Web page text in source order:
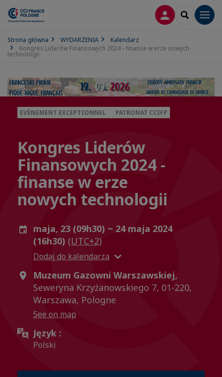
LOGOWANIE
SEARCH
Strona główna WYDARZENIA
Kalendarz
Kongres Liderów Finansowych 2024 - finanse w erze nowych
technologii
EVÈNEMENT EXCEPTIONNEL PATRONAT CCIFP
Kongres Liderów
Finansowych 2024 -
finanse w erze
nowych technologii
maja, 23 (09h30) ~ 24 maja 2024
(16h30) (UTC+2)
Dodaj do kalendarza
Muzeum Gazowni Warszawskiej,
Seweryna Krzyżanowskiego 7, 01-220,
Warszawa, Pologne
See on map
Język :
Polski